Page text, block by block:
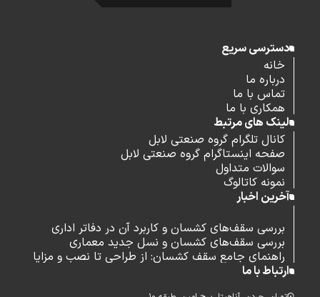
دسترسی سریع
خانه
درباره ما
تماس با ما
همکاری با ما
لینک های مرتبط
کانال تلگرام گروه صنعتی لابل
صفحه اینستاگرام گروه صنعتی لابل
سوالات متداول
نمونه کاتالوگ
آخرین اخبار
بررسی سقف‌های کشسان و کاربرد آن در دفاتر اداری
بررسی سقف‌های کشسان و نسل جدید معماری
راهنمای جامع سقف کشسان: از طراحی تا نصب و مزایا
ارتباط با ما